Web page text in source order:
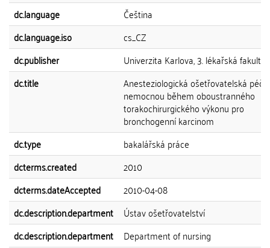
dc.language
Čeština
dc.language.iso
cs_CZ
dc.publisher
Univerzita Karlova, 3. lékařská fakulta
dc.title
Anesteziologická ošetřovatelská
nemocnou během oboustranného
torakochirurgického výkonu pro
bronchogenní karcinom
dc.type
bakalářská práce
dcterms.created
2010
dcterms.dateAccepted
2010-04-08
dc.description.department
Ústav ošetřovatelství
dc.description.department
Department of nursing